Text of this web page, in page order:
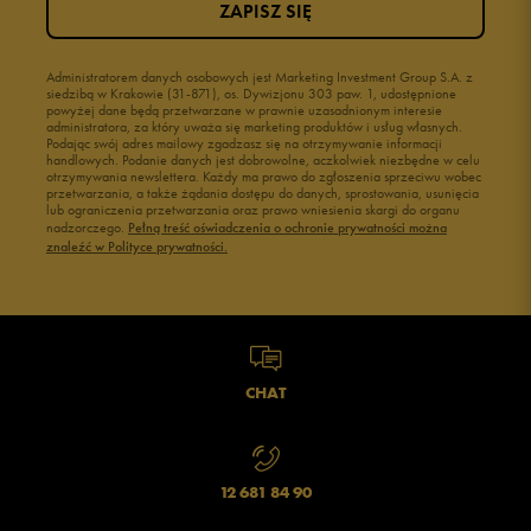
Administratorem danych osobowych jest Marketing Investment Group S.A. z
siedzibą w Krakowie (31-871), os. Dywizjonu 303 paw. 1, udostępnione
powyżej dane będą przetwarzane w prawnie uzasadnionym interesie
administratora, za który uważa się marketing produktów i usług własnych.
Podając swój adres mailowy zgadzasz się na otrzymywanie informacji
handlowych. Podanie danych jest dobrowolne, aczkolwiek niezbędne w celu
otrzymywania newslettera. Każdy ma prawo do zgłoszenia sprzeciwu wobec
przetwarzania, a także żądania dostępu do danych, sprostowania, usunięcia
lub ograniczenia przetwarzania oraz prawo wniesienia skargi do organu
nadzorczego. Pełną treść oświadczenia o ochronie prywatności można
znaleźć w Polityce prywatności.
ZAPISZ SIĘ
CHAT
12 681 84 90